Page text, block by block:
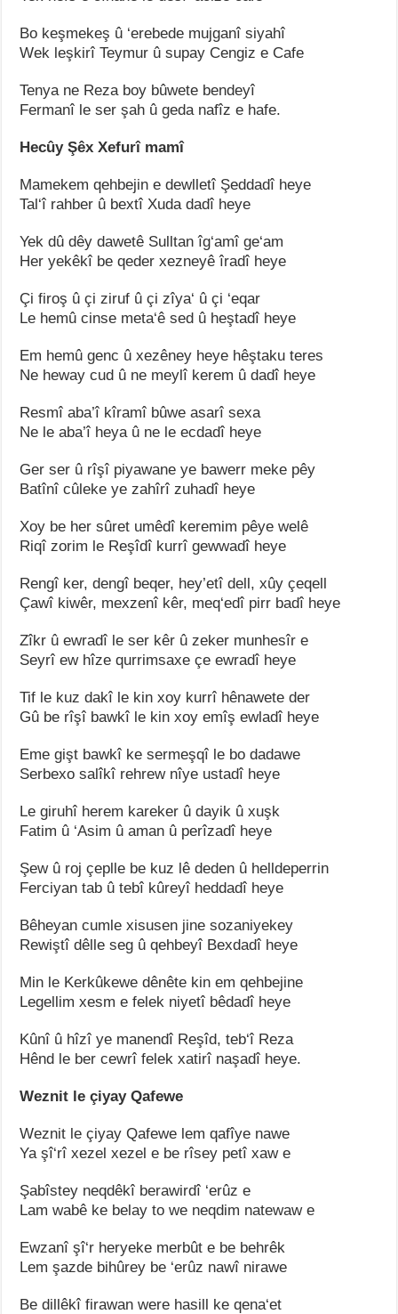
Bo keşmekeş û ‘erebede mujganî siyahî
Wek leşkirî Teymur û supay Cengiz e Cafe
Tenya ne Reza boy bûwete bendeyî
Fermanî le ser şah û geda nafîz e hafe.
Hecûy Şêx Xefurî mamî
Mamekem qehbejin e dewlletî Şeddadî heye
Tal‘î rahber û bextî Xuda dadî heye
Yek dû dêy dawetê Sulltan îg‘amî ge‘am
Her yekêkî be qeder xezneyê îradî heye
Çi firoş û çi ziruf û çi zîya‘ û çi ‘eqar
Le hemû cinse meta‘ê sed û heştadî heye
Em hemû genc û xezêney heye hêştaku teres
Ne heway cud û ne meylî kerem û dadî heye
Resmî aba’î kîramî bûwe asarî sexa
Ne le aba’î heya û ne le ecdadî heye
Ger ser û rîşî piyawane ye bawerr meke pêy
Batînî cûleke ye zahîrî zuhadî heye
Xoy be her sûret umêdî keremim pêye welê
Riqî zorim le Reşîdî kurrî gewwadî heye
Rengî ker, dengî beqer, hey’etî dell, xûy çeqell
Çawî kiwêr, mexzenî kêr, meq‘edî pirr badî heye
Zîkr û ewradî le ser kêr û zeker munhesîr e
Seyrî ew hîze qurrimsaxe çe ewradî heye
Tif le kuz dakî le kin xoy kurrî hênawete der
Gû be rîşî bawkî le kin xoy emîş ewladî heye
Eme gişt bawkî ke sermeşqî le bo dadawe
Serbexo salîkî rehrew nîye ustadî heye
Le giruhî herem kareker û dayik û xuşk
Fatim û ‘Asim û aman û perîzadî heye
Şew û roj çeplle be kuz lê deden û helldeperrin
Ferciyan tab û tebî kûreyî heddadî heye
Bêheyan cumle xisusen jine sozaniyekey
Rewiştî dêlle seg û qehbeyî Bexdadî heye
Min le Kerkûkewe dênête kin em qehbejine
Legellim xesm e felek niyetî bêdadî heye
Kûnî û hîzî ye manendî Reşîd, teb‘î Reza
Hênd le ber cewrî felek xatirî naşadî heye.
Weznit le çiyay Qafewe
Weznit le çiyay Qafewe lem qafîye nawe
Ya şî‘rî xezel xezel e be rîsey petî xaw e
Şabîstey neqdêkî berawirdî ‘erûz e
Lam wabê ke belay to we neqdim natewaw e
Ewzanî şî‘r heryeke merbût e be behrêk
Lem şazde bihûrey be ‘erûz nawî nirawe
Be dillêkî firawan were hasill ke qena‘et